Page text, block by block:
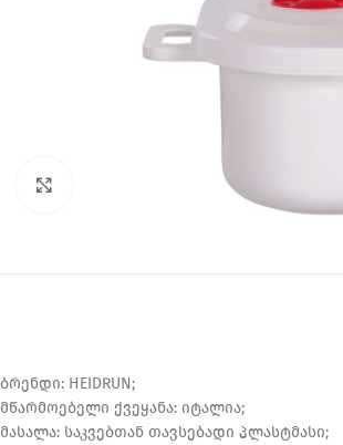
ბრენდი: HEIDRUN;
მწარმოებელი ქვეყანა: იტალია;
მასალა: საკვებთან თავსებადი პლასტმასი;